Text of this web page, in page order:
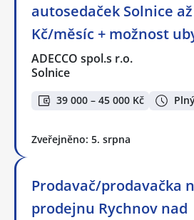
autosedaček Solnice
Kč/měsíc + možnost
ADECCO spol.s r.o.
Solnice
39 000 – 45 000 Kč
Zveřejněno: 5. srpna
Prodavač/prodavačka
prodejnu Rychnov nad